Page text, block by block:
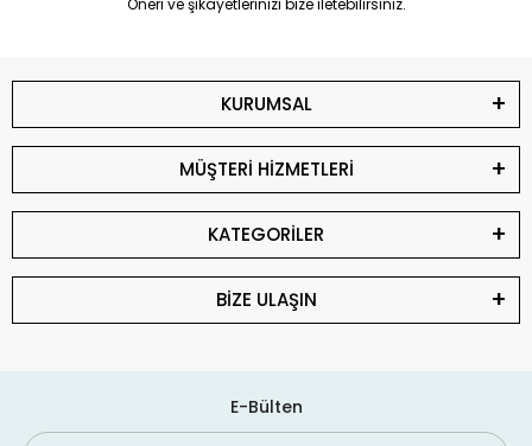
KURUMSAL
MÜŞTERİ HİZMETLERİ
KATEGORİLER
BİZE ULAŞIN
E-Bülten